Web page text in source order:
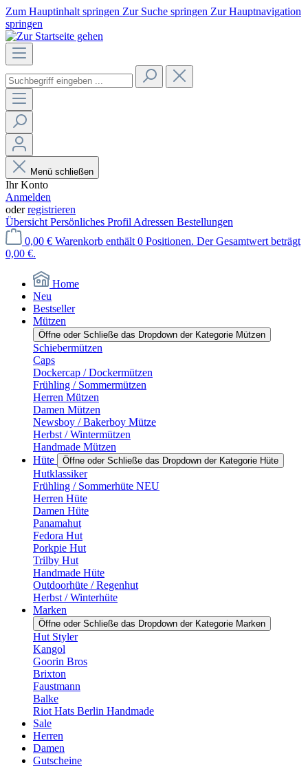
Zum Hauptinhalt springen Zur Suche springen Zur Hauptnavigation
springen
Menü schließen
Ihr Konto
Anmelden
oderregistrieren
Übersicht Persönliches Profil Adressen Bestellungen
0,00 € Warenkorb enthält 0 Positionen. Der Gesamtwert beträgt
0,00 €.
Home
Neu
Bestseller
Mützen
Öffne oder Schließe das Dropdown der Kategorie Mützen
Schiebermützen
Caps
Dockercap / Dockermützen
Frühling / Sommermützen
Herren Mützen
Damen Mützen
Newsboy / Bakerboy Mütze
Herbst / Wintermützen
Handmade Mützen
Hüte
Öffne oder Schließe das Dropdown der Kategorie Hüte
Hutklassiker
Frühling / Sommerhüte NEU
Herren Hüte
Damen Hüte
Panamahut
Fedora Hut
Porkpie Hut
Trilby Hut
Handmade Hüte
Outdoorhüte / Regenhut
Herbst / Winterhüte
Marken
Öffne oder Schließe das Dropdown der Kategorie Marken
Hut Styler
Kangol
Goorin Bros
Brixton
Faustmann
Balke
Riot Hats Berlin Handmade
Sale
Herren
Damen
Gutscheine